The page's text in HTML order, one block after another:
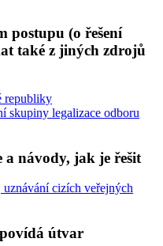
postupu (o řešení
také z jiných zdrojů
republiky
skupiny legalizace odboru
a návody, jak je řešit
uznávání cizích veřejných
útvar